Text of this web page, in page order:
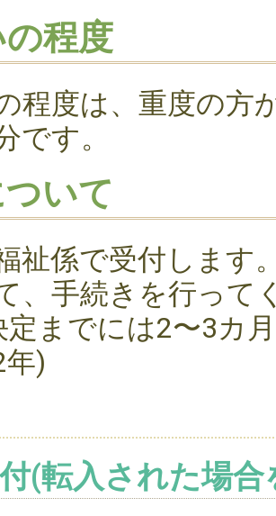
程度
程度は、重度の方
です。
いて
祉係で受付します
、手続きを行って
定までには2〜3カ
)
(転入された場合